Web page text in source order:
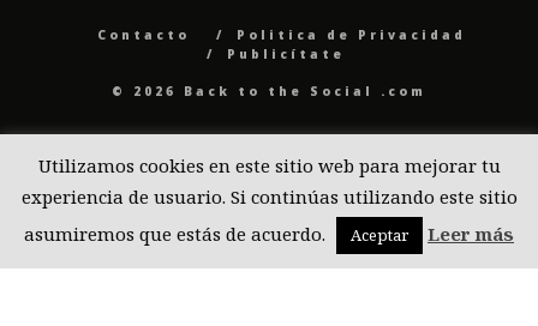
Contacto
Politica de Privacidad
Publicítate
© 2026 Back to the Social .com
Utilizamos cookies en este sitio web para mejorar tu
experiencia de usuario. Si continúas utilizando este sitio
asumiremos que estás de acuerdo.
Aceptar Leer más